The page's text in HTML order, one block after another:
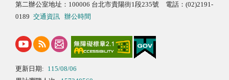
第二辦公室地址：100006 台北市貴陽街1段235號 電話：(02)2191-
0189 交通資訊 辦公時間
更新日期: 115/08/06